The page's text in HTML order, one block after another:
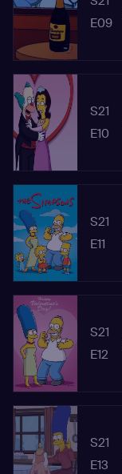
E09
S21
E10
S21
E11
S21
E12
S21
E13